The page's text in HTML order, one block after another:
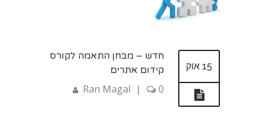
15 אוק
חדש – מבחן התאמה לקורס
קידום אתרים
Ran Magal | 0